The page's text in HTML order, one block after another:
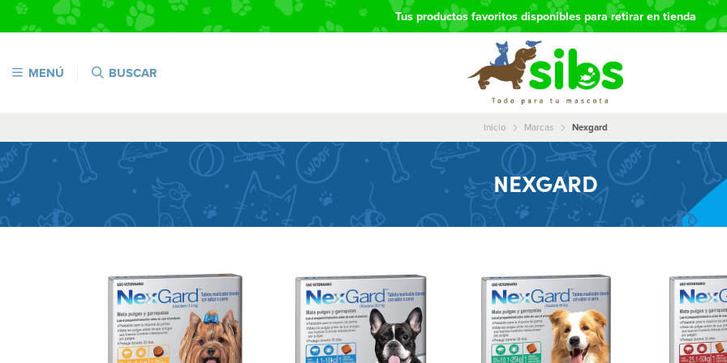
MENÚ BUSCAR
Tus productos favoritos disponibles para retirar en tienda
Inicio Marcas Nexgard
NEXGARD